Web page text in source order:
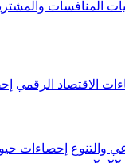
المنافسات
الاقتصاد الرقمي
والتنوع إحصاءات